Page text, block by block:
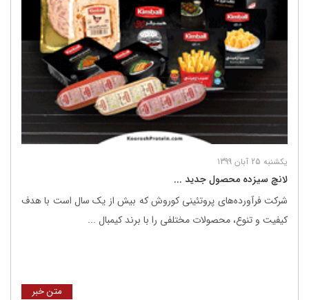
یکشنبه 25 آبان 1399
لانچ سیزده محصول جدید ...
شرکت فرآورده‌های پروتئینی کوروش که بیش از یک سال است با هدف
کیفیت و تنوع، محصولات مختلفی را با برند کیمبال ...
متن خبر